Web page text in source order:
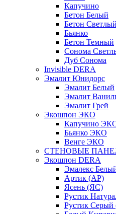
Капучино
Бетон Белый
Бетон
Бьянко
Бетон Темный
Сонома
Дуб Сонома
Invisible DERA
Эмалит Юнидорс
Эмалит Белый
Эмалит
Эмалит Грей
Экошпон ЭКО
Капучино
Бьянко ЭКО
Венге ЭКО
СТЕНОВЫЕ
Экошпон DERA
Эмалекс
Артик (АР)
Ясень (ЯС)
Рустик
Рустик